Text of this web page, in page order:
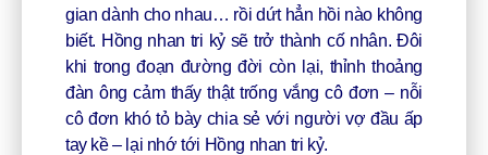
gian dành cho nhau… rồi dứt hẳn hồi nào không
biết. Hồng nhan tri kỷ sẽ trở thành cố nhân. Đôi
khi trong đoạn đường đời còn lại, thỉnh thoảng
đàn ông cảm thấy thật trống vắng cô đơn – nỗi
cô đơn khó tỏ bày chia sẻ với người vợ đầu ấp
tay kề – lại nhớ tới Hồng nhan tri kỷ.